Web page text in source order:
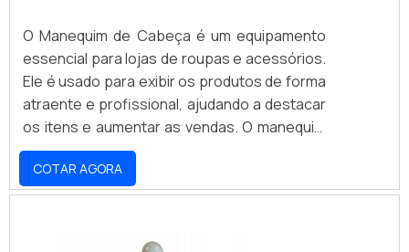
O Manequim de Cabeça é um equipamento
essencial para lojas de roupas e acessórios.
Ele é usado para exibir os produtos de forma
atraente e profissional, ajudando a destacar
os itens e aumentar as vendas. O manequim
de cabeça é feito de materiais resistentes e
duráveis, como plástico, metal e madeira, e
pode ser personalizado para atender às
possível encontrar manequins de cabeça em
COTAR AGORA